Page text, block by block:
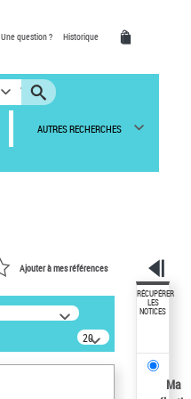
Une question ? Historique
AUTRES RECHERCHES
Ajouter à mes références
20
résultats/page
RÉCUPÉRER
LES
NOTICES
Ma